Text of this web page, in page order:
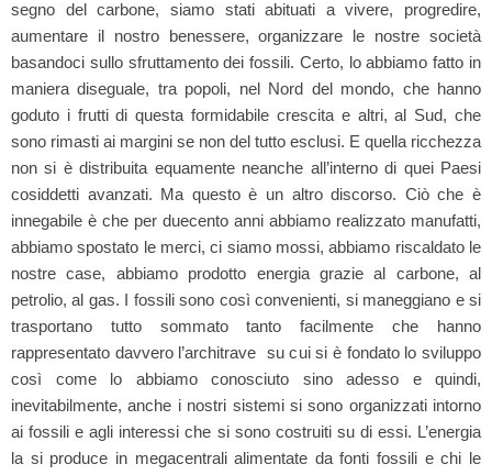
segno del carbone, siamo stati abituati a vivere, progredire,
aumentare il nostro benessere, organizzare le nostre società
basandoci sullo sfruttamento dei fossili. Certo, lo abbiamo fatto in
maniera diseguale, tra popoli, nel Nord del mondo, che hanno
goduto i frutti di questa formidabile crescita e altri, al Sud, che
sono rimasti ai margini se non del tutto esclusi. E quella ricchezza
non si è distribuita equamente neanche all’interno di quei Paesi
cosiddetti avanzati. Ma questo è un altro discorso. Ciò che è
innegabile è che per duecento anni abbiamo realizzato manufatti,
abbiamo spostato le merci, ci siamo mossi, abbiamo riscaldato le
nostre case, abbiamo prodotto energia grazie al carbone, al
petrolio, al gas. I fossili sono così convenienti, si maneggiano e si
trasportano tutto sommato tanto facilmente che hanno
rappresentato davvero l’architrave su cui si è fondato lo sviluppo
così come lo abbiamo conosciuto sino adesso e quindi,
inevitabilmente, anche i nostri sistemi si sono organizzati intorno
ai fossili e agli interessi che si sono costruiti su di essi. L’energia
la si produce in megacentrali alimentate da fonti fossili e chi le